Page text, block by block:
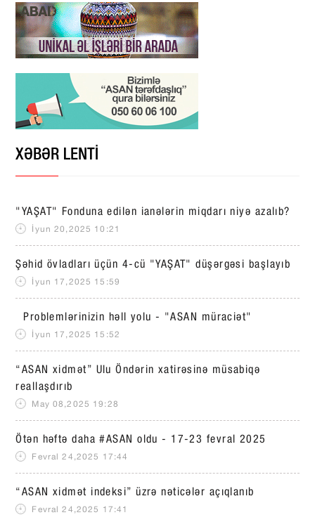
XƏBƏR LENTİ
"YAŞAT" Fonduna edilən ianələrin miqdarı niyə azalıb?
İyun 20,2025 10:21
Şəhid övladları üçün 4-cü "YAŞAT" düşərgəsi başlayıb
İyun 17,2025 15:59
Problemlərinizin həll yolu - "ASAN müraciət"
İyun 17,2025 15:52
“ASAN xidmət” Ulu Öndərin xatirəsinə müsabiqə
reallaşdırıb
May 08,2025 19:28
Ötən həftə daha #ASAN oldu - 17-23 fevral 2025
Fevral 24,2025 17:44
“ASAN xidmət indeksi” üzrə nəticələr açıqlanıb
Fevral 24,2025 17:41